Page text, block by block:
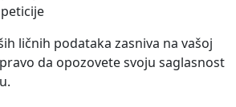
ličnih podataka zasniva na vašoj
da opozovete svoju saglasnost